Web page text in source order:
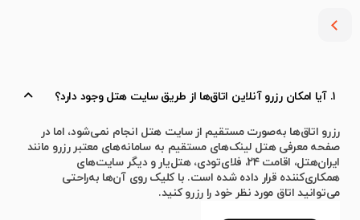
۱. آیا امکان رزرو آنلاین اتاق‌ها از طریق سایت هتل وجود دارد؟
رزرو اتاق‌ها به‌صورت مستقیم از سایت هتل انجام نمی‌شود، اما در
صفحه معرفی هتل لینک‌های مستقیم به سامانه‌های معتبر رزرو مانند
ایران‌هتل، اقامت ۲۴، فلای‌تودی، هتل‌یار و دیگر سایت‌های
همکاری‌کننده قرار داده شده است. با کلیک روی آن‌ها به‌راحتی
می‌توانید اتاق مورد نظر خود را رزرو کنید.